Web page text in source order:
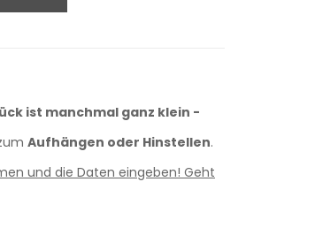
ist manchmal ganz klein -
Aufhängen oder Hinstellen.
und die Daten eingeben! Geht